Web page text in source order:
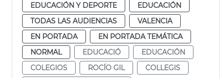
EDUCACIÓN Y DEPORTE
EDUCACIÓN
TODAS LAS AUDIENCIAS
VALENCIA
EN PORTADA
EN PORTADA TEMÁTICA
NORMAL
EDUCACIÓ
EDUCACIÓN
COLEGIOS
ROCÍO GIL
COLLEGIS